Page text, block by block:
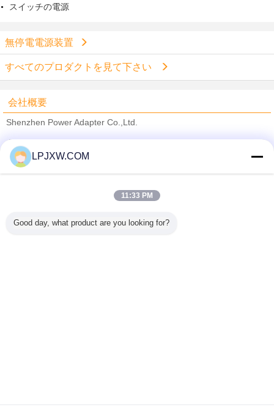
スイッチの電源
無停電電源装置
すべてのプロダクトを見て下さい
会社概要
Shenzhen Power Adapter Co.,Ltd.
Trust Seal
Verified Suplier
すべての製品
LPJXW.COM
11:33 PM
Good day, what product are you looking for?